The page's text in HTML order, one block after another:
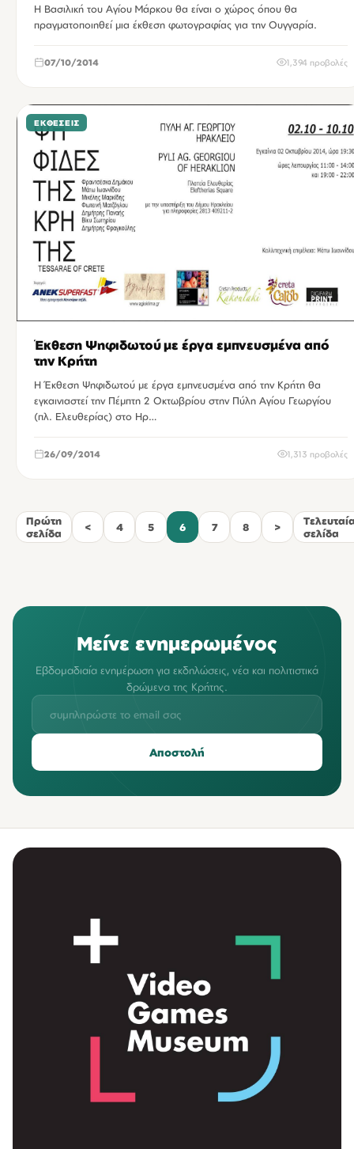
Η Βασιλική του Αγίου Μάρκου θα είναι ο χώρος όπου θα
πραγματοποιηθεί μια έκθεση φωτογραφίας για την Ουγγαρία.
07/10/2014 1,394 προβολές
ΕΚΘΈΣΕΙΣ
Έκθεση Ψηφιδωτού με έργα εμπνευσμένα από
την Κρήτη
Η Έκθεση Ψηφιδωτού με έργα εμπνευσμένα από την Κρήτη θα
εγκαινιαστεί την Πέμπτη 2 Οκτωβρίου στην Πύλη Αγίου Γεωργίου
(πλ. Ελευθερίας) στο Ηρ…
26/09/2014 1,313 προβολές
Πρώτη
σελίδα
< 4 5 6 7 8 >
σελίδα
Μείνε ενημερωμένος
Εβδομαδιαία ενημέρωση για εκδηλώσεις, νέα και πολιτιστικά
δρώμενα της Κρήτης.
Αποστολή